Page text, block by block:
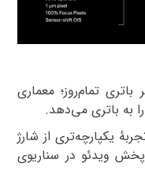
تمام‌روز؛ معماری
به باتری می‌دهد.
یکپارچه‌تری از شارژ
ویدئو در سناریوی